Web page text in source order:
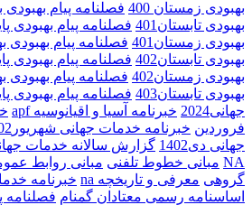
بهبودی زمستان 400
فصلنامه پیام بهبودی بهار
بهبودی تابستان401
فصلنامه پیام بهبودی پاییز
بهبودی زمستان401
فصلنامه پیام بهبودی
بهبودی تابستان402
فصلنامه پیام بهبودی پاییز
بهبودی زمستان402
فصلنامه پیام بهبودی بهار
بهبودی تابستان403
فصلنامه پیام بهبودی پاییز
جهانی2024
خبرنامه آسیا و اقیانوسیه apf
فروردین خبرنامه خدمات جهانی شهریور1402
جهانی دی1402
گزارش سالانه خدمات
NA مبانی خطوط تلفنی مبانی روابط
گروهی معرفی و تاریخچه na
خبرنامه
اساسنامه رسمی معتادان گمنام فصلنامه